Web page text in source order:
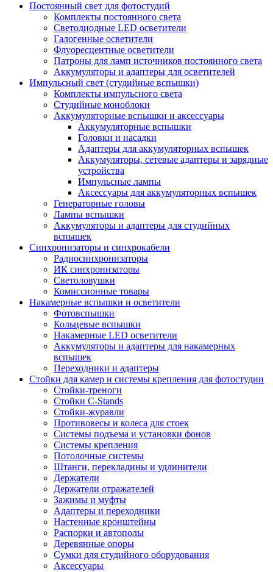
Постоянный свет для фотостудий
Комплекты постоянного света
Светодиодные LED осветители
Галогенные осветители
Флуоресцентные осветители
Патроны для ламп источников постоянного света
Аккумуляторы и адаптеры для осветителей
Импульсный свет (студийные вспышки)
Комплекты импульсного света
Студийные моноблоки
Аккумуляторные вспышки и аксессуары
Аккумуляторные вспышки
Головки и насадки
Адаптеры для аккумуляторных вспышек
Аккумуляторы, сетевые адаптеры и зарядные
устройства
Импульсные лампы
Аксессуары для аккумуляторных вспышек
Генераторные головы
Лампы вспышки
Аккумуляторы и адаптеры для студийных
вспышек
Синхронизаторы и синхрокабели
Радиосинхронизаторы
ИК синхронизаторы
Светоловушки
Комиссионные товары
Накамерные вспышки и осветители
Фотовспышки
Кольцевые вспышки
Накамерные LED осветители
Аккумуляторы и адаптеры для накамерных
вспышек
Переходники и адаптеры
Стойки для камер и системы крепления для фотостудии
Стойки-треноги
Стойки C-Stands
Стойки-журавли
Противовесы и колеса для стоек
Системы подъема и установки фонов
Системы крепления
Потолочные системы
Штанги, перекладины и удлинители
Держатели
Держатели отражателей
Зажимы и муфты
Адаптеры и переходники
Настенные кронштейны
Распорки и автополы
Деревянные опоры
Сумки для студийного оборудования
Аксессуары